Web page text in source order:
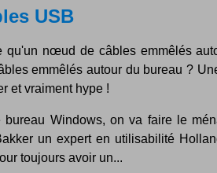
USB
qu'un nœud de câbles emmêlés
emmêlés autour du bureau ?
et vraiment hype !
bureau Windows, on va faire le
un expert en utilisabilité
toujours avoir un...